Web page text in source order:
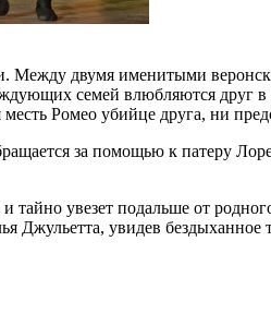
Между двумя именитыми
семей влюбляются друг
Ромео убийце друга, ни
за помощью к патеру
тайно увезет подальше от
Джульетта, увидев